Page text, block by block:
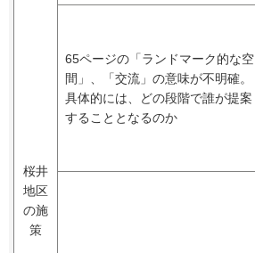
桜井
地区
の施
策
65ページの「ランドマーク的な空
間」、「交流」の意味が不明確。
具体的には、どの段階で誰が提案
することとなるのか